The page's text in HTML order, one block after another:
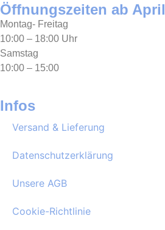
Öffnungszeiten ab April
Montag- Freitag
10:00 – 18:00 Uhr
Samstag
10:00 – 15:00
Infos
Versand & Lieferung
Datenschutzerklärung
Unsere AGB
Cookie-Richtlinie